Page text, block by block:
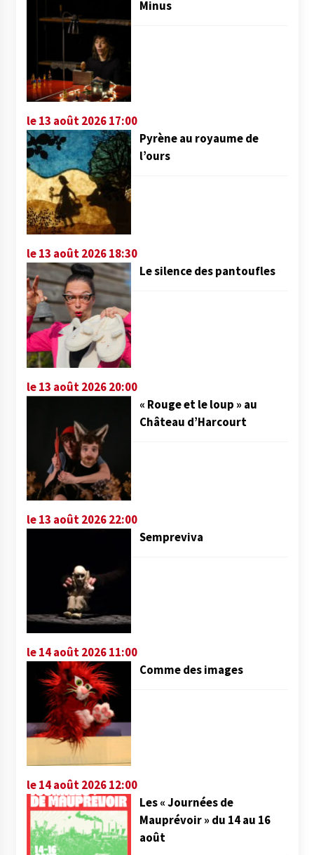
Minus
le 13 août 2026 17:00
Pyrène au royaume de
l’ours
le 13 août 2026 18:30
Le silence des pantoufles
le 13 août 2026 20:00
« Rouge et le loup » au
Château d’Harcourt
le 13 août 2026 22:00
Sempreviva
le 14 août 2026 11:00
Comme des images
le 14 août 2026 12:00
Les « Journées de
Mauprévoir » du 14 au 16
août